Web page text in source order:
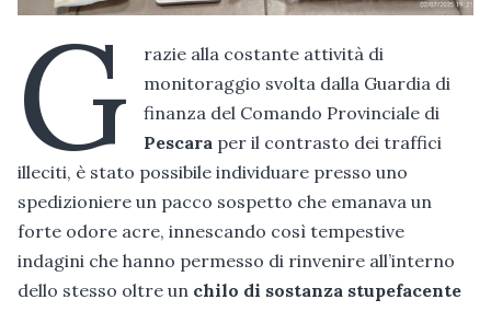
G
razie alla costante attività di
monitoraggio svolta dalla Guardia di
finanza del Comando Provinciale di
Pescara per il contrasto dei traffici
illeciti, è stato possibile individuare presso uno
spedizioniere un pacco sospetto che emanava un
forte odore acre, innescando così tempestive
indagini che hanno permesso di rinvenire all’interno
dello stesso oltre un chilo di sostanza stupefacente